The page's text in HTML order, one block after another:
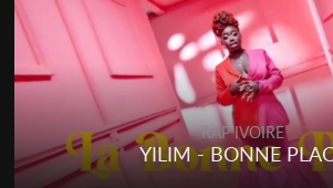
RAP
RENARD